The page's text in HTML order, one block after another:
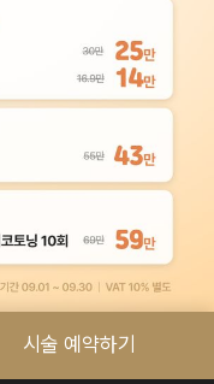
시술 예약하기